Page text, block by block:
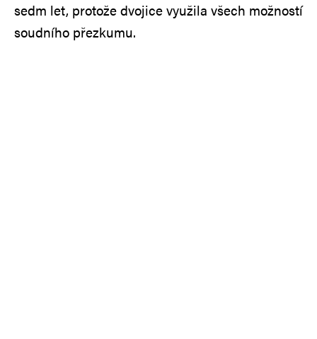
sedm let, protože dvojice využila všech možností
soudního přezkumu.